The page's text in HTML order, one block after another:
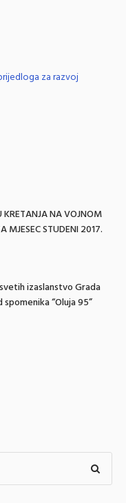
za razvoj
KRETANJA NA VOJNOM
MJESEC STUDENI 2017.
izaslanstvo Grada
“Oluja 95”